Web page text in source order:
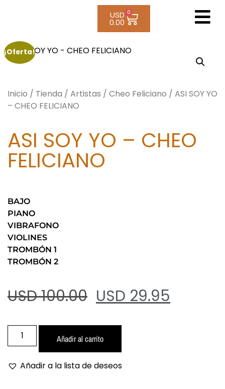
USD
0.00
0
¡Oferta!
Inicio / Tienda / Artistas / Cheo Feliciano / ASI SOY YO
– CHEO FELICIANO
ASI SOY YO – CHEO
FELICIANO
BAJO
PIANO
VIBRAFONO
VIOLINES
TROMBÓN 1
TROMBÓN 2
USD 100.00 USD 29.95
Añadir al carrito
Añadir a la lista de deseos